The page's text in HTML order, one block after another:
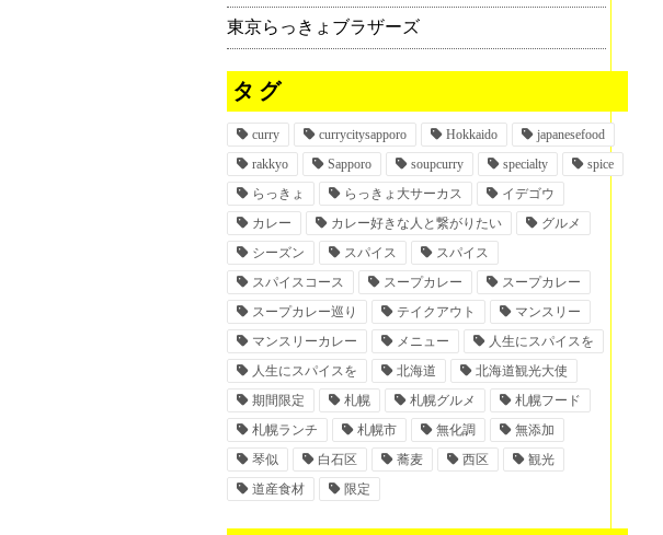
東京らっきょブラザーズ
タグ
curry currycitysapporo Hokkaido
japanesefood
rakkyo
Sapporo soupcurry specialty
spice
らっきょ
らっきょ大サーカス
イデゴウ
カレー
カレー好きな人と繋がりたい
グルメ
シーズン
スパイス
スパイス
スパイスコース
スープカレー
スープカレー
スープカレー巡り
テイクアウト
マンスリー
マンスリーカレー
メニュー
人生にスパイスを
人生にスパイスを
北海道
北海道観光大使
期間限定
札幌 札幌グルメ
札幌フード
札幌ランチ
札幌市 無化調
無添加
琴似
白石区 蕎麦 西区
観光
道産食材
限定